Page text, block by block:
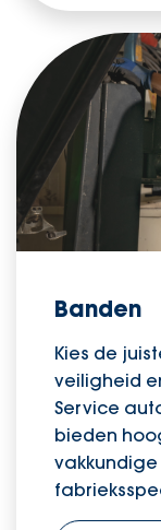
Banden
Kies de
veiligheid
Service
bieden